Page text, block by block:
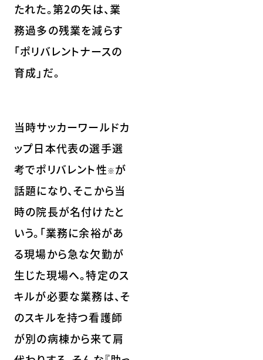
たれた。第2の矢は、業
務過多の残業を減らす
「ポリバレントナースの
育成」だ。
当時サッカーワールドカ
ップ日本代表の選手選
考でポリバレント性※が
話題になり、そこから当
時の院長が名付けたと
いう。「業務に余裕があ
る現場から急な欠勤が
生じた現場へ。特定のス
キルが必要な業務は、そ
のスキルを持つ看護師
が別の病棟から来て肩